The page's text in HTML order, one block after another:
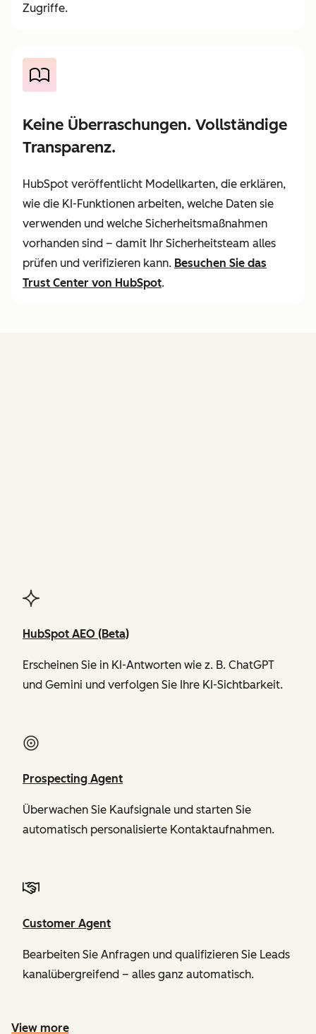
Zugriffe.
Keine Überraschungen. Vollständige
Transparenz.
HubSpot veröffentlicht Modellkarten, die erklären,
wie die KI-Funktionen arbeiten, welche Daten sie
verwenden und welche Sicherheitsmaßnahmen
vorhanden sind – damit Ihr Sicherheitsteam alles
prüfen und verifizieren kann. Besuchen Sie das
Trust Center von HubSpot.
HubSpot AEO (Beta)
Erscheinen Sie in KI-Antworten wie z. B. ChatGPT
und Gemini und verfolgen Sie Ihre KI-Sichtbarkeit.
Prospecting Agent
Überwachen Sie Kaufsignale und starten Sie
automatisch personalisierte Kontaktaufnahmen.
Customer Agent
Bearbeiten Sie Anfragen und qualifizieren Sie Leads
kanalübergreifend – alles ganz automatisch.
View more